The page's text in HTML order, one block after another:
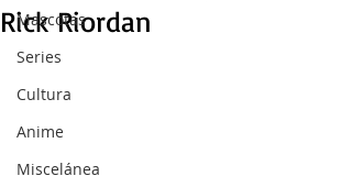
Mascotas
Series
Cultura
Anime
Miscelánea
Rick Riordan